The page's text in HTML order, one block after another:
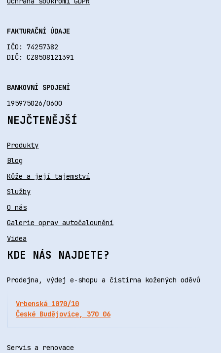
FAKTURAČNÍ ÚDAJE
IČO: 74257382
DIČ: CZ8508121391
BANKOVNÍ SPOJENÍ
195975026/0600
NEJČTENĚJŠÍ
Produkty
Blog
Kůže a její tajemství
Služby
O nás
Galerie oprav autočalounění
Videa
KDE NÁS NAJDETE?
Prodejna, výdej e-shopu a čistírna kožených oděvů
Vrbenská 1070/10
České Budějovice, 370 06
Servis a renovace